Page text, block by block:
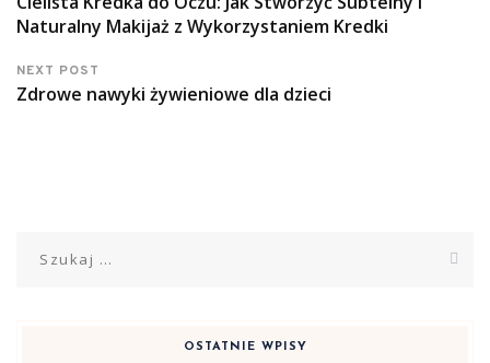
Naturalny Makijaż z Wykorzystaniem Kredki
NEXT POST
Zdrowe nawyki żywieniowe dla dzieci
OSTATNIE WPISY